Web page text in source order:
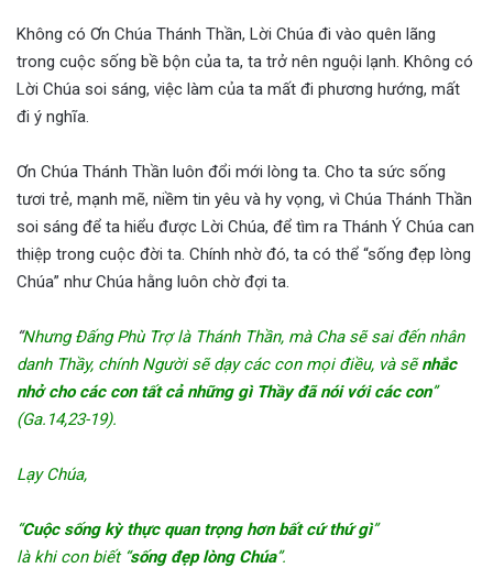
Không có Ơn Chúa Thánh Thần, Lời Chúa đi vào quên lãng
trong cuộc sống bề bộn của ta, ta trở nên nguội lạnh. Không có
Lời Chúa soi sáng, việc làm của ta mất đi phương hướng, mất
đi ý nghĩa.
Ơn Chúa Thánh Thần luôn đổi mới lòng ta. Cho ta sức sống
tươi trẻ, mạnh mẽ, niềm tin yêu và hy vọng, vì Chúa Thánh Thần
soi sáng để ta hiểu được Lời Chúa, để tìm ra Thánh Ý Chúa can
thiệp trong cuộc đời ta. Chính nhờ đó, ta có thể “sống đẹp lòng
Chúa” như Chúa hằng luôn chờ đợi ta.
“Nhưng Ðấng Phù Trợ là Thánh Thần, mà Cha sẽ sai đến nhân
danh Thầy, chính Người sẽ dạy các con mọi điều, và sẽnhắc
nhở cho các con tất cả những gì Thầy đã nói với các con”
(Ga.14,23-19).
Lạy Chúa,
“Cuộc sống kỳ thực quan trọng hơn bất cứ thứ gì”
là khi con biết “sống đẹp lòng Chúa”.